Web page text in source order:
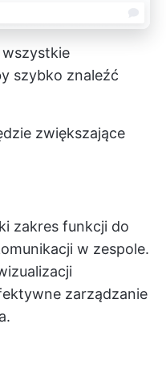
szybko znaleźć
zwiększające
zakres funkcji do
w zespole.
zarządzanie